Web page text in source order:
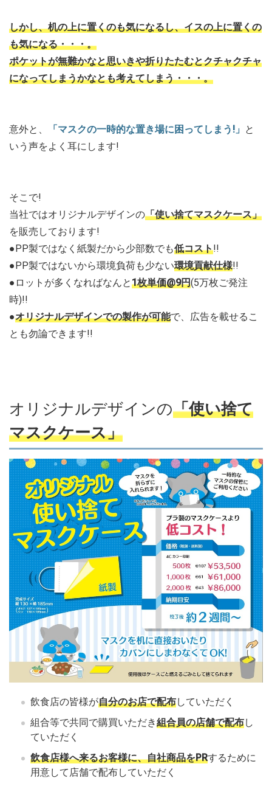
しかし、机の上に置くのも気になるし、イスの上に置くの
も気になる・・・。
ポケットが無難かなと思いきや折りたたむとクチャクチャ
になってしまうかなとも考えてしまう・・・。
意外と、 「マスクの一時的な置き場に困ってしまう!」 と
いう声をよく耳にします!
そこで!
当社ではオリジナルデザインの「使い捨てマスクケース」
を販売しております!
●PP製ではなく紙製だから少部数でも低コスト!!
●PP製ではないから環境負荷も少ない環境貢献仕様!!
●ロットが多くなればなんと1枚単価@9円(5万枚ご発注
時)!!
●オリジナルデザインでの製作が可能で、広告を載せるこ
とも勿論できます!!
オリジナルデザインの「使い捨て
マスクケース」
飲食店の皆様が自分のお店で配布していただく
組合等で共同で購買いただき組合員の店舗で配布し
ていただく
飲食店様へ来るお客様に、自社商品をPRするために
用意して店舗で配布していただく